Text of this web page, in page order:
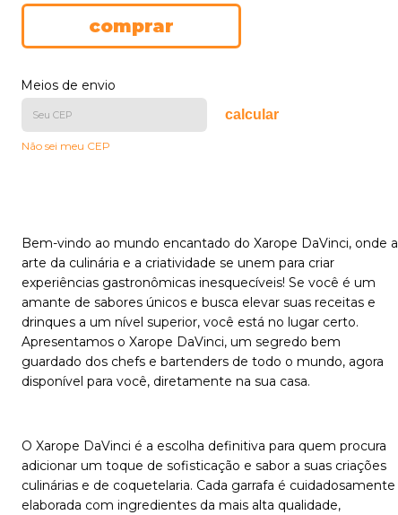
Meios de envio
calcular
Não sei meu CEP
Bem-vindo ao mundo encantado do Xarope DaVinci, onde a
arte da culinária e a criatividade se unem para criar
experiências gastronômicas inesquecíveis! Se você é um
amante de sabores únicos e busca elevar suas receitas e
drinques a um nível superior, você está no lugar certo.
Apresentamos o Xarope DaVinci, um segredo bem
guardado dos chefs e bartenders de todo o mundo, agora
disponível para você, diretamente na sua casa.
O Xarope DaVinci é a escolha definitiva para quem procura
adicionar um toque de sofisticação e sabor a suas criações
culinárias e de coquetelaria. Cada garrafa é cuidadosamente
elaborada com ingredientes da mais alta qualidade,